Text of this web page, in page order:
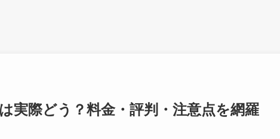
実際どう？料金・評判・注意点を網羅